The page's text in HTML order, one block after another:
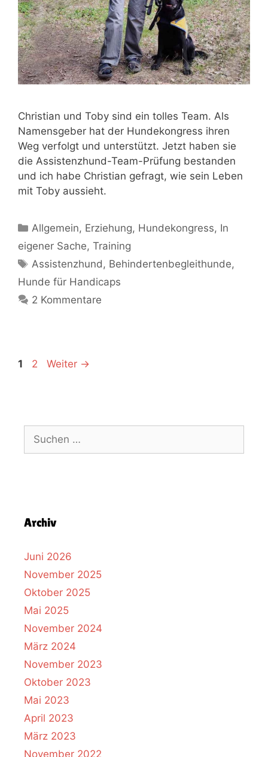
Christian und Toby sind ein tolles Team. Als
Namensgeber hat der Hundekongress ihren
Weg verfolgt und unterstützt. Jetzt haben sie
die Assistenzhund-Team-Prüfung bestanden
und ich habe Christian gefragt, wie sein Leben
mit Toby aussieht.
Allgemein, Erziehung, Hundekongress, In
eigener Sache, Training
Assistenzhund , Behindertenbegleithunde,
Hunde für Handicaps
2 Kommentare
1 2 Weiter →
Archiv
Juni 2026
November 2025
Oktober 2025
Mai 2025
November 2024
März 2024
November 2023
Oktober 2023
Mai 2023
April 2023
März 2023
November 2022